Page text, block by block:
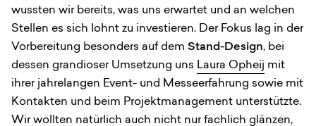
wussten wir bereits, was uns erwartet und an welchen
Stellen es sich lohnt zu investieren. Der Fokus lag in der
Vorbereitung besonders auf dem Stand-Design, bei
dessen grandioser Umsetzung uns Laura Opheij mit
ihrer jahrelangen Event- und Messeerfahrung sowie mit
Kontakten und beim Projektmanagement unterstützte.
Wir wollten natürlich auch nicht nur fachlich glänzen,